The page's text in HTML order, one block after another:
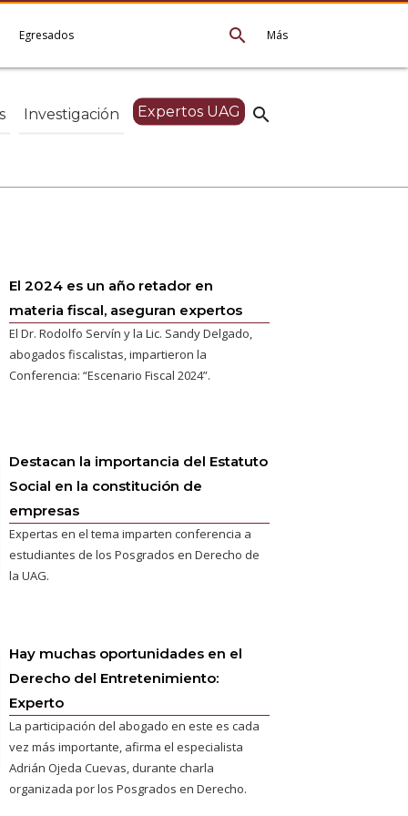
Más
search
Egresados
search
Investigación Expertos UAG
El 2024 es un año retador en
materia fiscal, aseguran expertos
El Dr. Rodolfo Servín y la Lic. Sandy Delgado,
abogados fiscalistas, impartieron la
Conferencia: “Escenario Fiscal 2024”.
Destacan la importancia del Estatuto
Social en la constitución de
empresas
Expertas en el tema imparten conferencia a
estudiantes de los Posgrados en Derecho de
la UAG.
Hay muchas oportunidades en el
Derecho del Entretenimiento:
Experto
La participación del abogado en este es cada
vez más importante, afirma el especialista
Adrián Ojeda Cuevas, durante charla
organizada por los Posgrados en Derecho.